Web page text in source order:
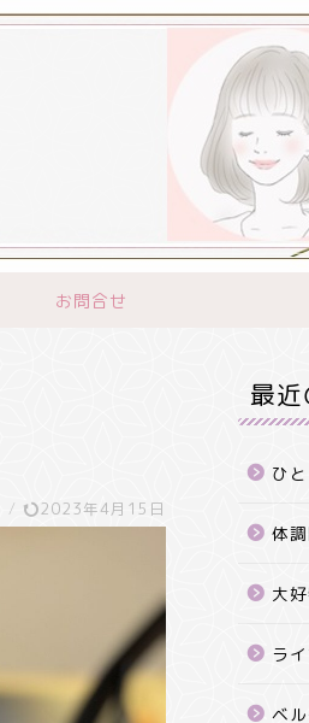
お問合せ
/ 2023年4月15日
最
ひ
体
大
ラ
ベ